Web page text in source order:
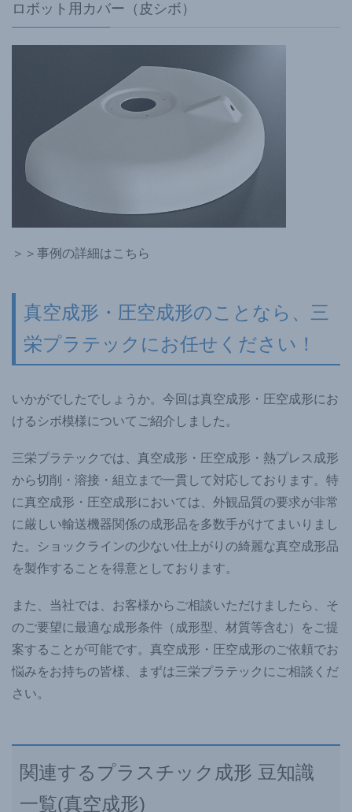
ロボット用カバー（皮シボ）
＞＞事例の詳細はこちら
真空成形・圧空成形のことなら、三
栄プラテックにお任せください！
いかがでしたでしょうか。今回は真空成形・圧空成形にお
けるシボ模様についてご紹介しました。
三栄プラテックでは、真空成形・圧空成形・熱プレス成形
から切削・溶接・組立まで一貫して対応しております。特
に真空成形・圧空成形においては、外観品質の要求が非常
に厳しい輸送機器関係の成形品を多数手がけてまいりまし
た。ショックラインの少ない仕上がりの綺麗な真空成形品
を製作することを得意としております。
また、当社では、お客様からご相談いただけましたら、そ
のご要望に最適な成形条件（成形型、材質等含む）をご提
案することが可能です。真空成形・圧空成形のご依頼でお
悩みをお持ちの皆様、まずは三栄プラテックにご相談くだ
さい。
関連するプラスチック成形 豆知識
一覧(真空成形)